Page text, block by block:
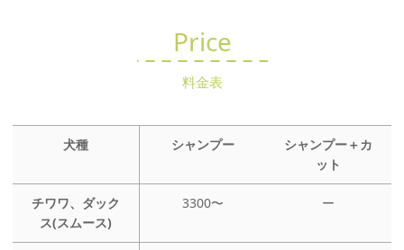
Price
料金表
犬種 シャンプー
シャンプー＋カ
ット
チワワ、ダック
ス(スムース)
3300〜 ー